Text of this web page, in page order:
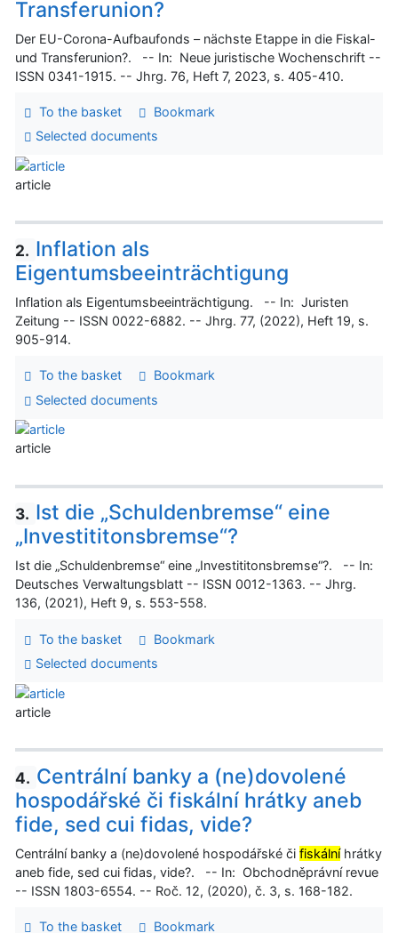
Transferunion?
Der EU-Corona-Aufbaufonds – nächste Etappe in die Fiskal-
und Transferunion?. -- In: Neue juristische Wochenschrift --
ISSN 0341-1915. -- Jhrg. 76, Heft 7, 2023, s. 405-410.
To the basket
Bookmark
Selected documents
article
2. Inflation als
Eigentumsbeeinträchtigung
Inflation als Eigentumsbeeinträchtigung. -- In: Juristen
Zeitung -- ISSN 0022-6882. -- Jhrg. 77, (2022), Heft 19, s.
905-914.
To the basket
Bookmark
Selected documents
article
3. Ist die „Schuldenbremse“ eine
„Investititonsbremse“?
Ist die „Schuldenbremse“ eine „Investititonsbremse“?. -- In:
Deutsches Verwaltungsblatt -- ISSN 0012-1363. -- Jhrg.
136, (2021), Heft 9, s. 553-558.
To the basket
Bookmark
Selected documents
article
4. Centrální banky a (ne)dovolené
hospodářské či fiskální hrátky aneb
fide, sed cui fidas, vide?
Centrální banky a (ne)dovolené hospodářské či fiskálníhrátky
aneb fide, sed cui fidas, vide?. -- In: Obchodněprávní revue
-- ISSN 1803-6554. -- Roč. 12, (2020), č. 3, s. 168-182.
To the basket
Bookmark